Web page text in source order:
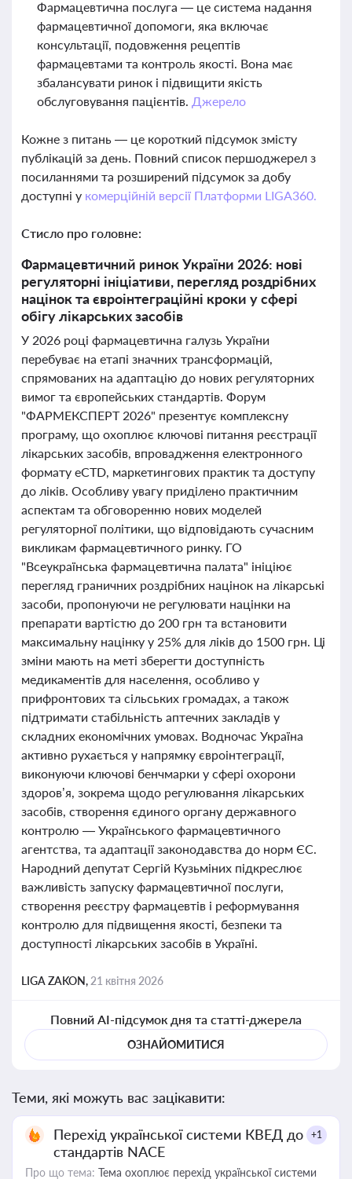
Фармацевтична послуга — це система надання
фармацевтичної допомоги, яка включає
консультації, подовження рецептів
фармацевтами та контроль якості. Вона має
збалансувати ринок і підвищити якість
обслуговування пацієнтів. Джерело
Кожне з питань — це короткий підсумок змісту
публікацій за день. Повний список першоджерел з
посиланнями та розширений підсумок за добу
доступні у комерційній версії Платформи LIGA360.
Стисло про головне:
Фармацевтичний ринок України 2026: нові
регуляторні ініціативи, перегляд роздрібних
націнок та євроінтеграційні кроки у сфері
обігу лікарських засобів
У 2026 році фармацевтична галузь України
перебуває на етапі значних трансформацій,
спрямованих на адаптацію до нових регуляторних
вимог та європейських стандартів. Форум
"ФАРМЕКСПЕРТ 2026" презентує комплексну
програму, що охоплює ключові питання реєстрації
лікарських засобів, впровадження електронного
формату eCTD, маркетингових практик та доступу
до ліків. Особливу увагу приділено практичним
аспектам та обговоренню нових моделей
регуляторної політики, що відповідають сучасним
викликам фармацевтичного ринку. ГО
"Всеукраїнська фармацевтична палата" ініціює
перегляд граничних роздрібних націнок на лікарські
засоби, пропонуючи не регулювати націнки на
препарати вартістю до 200 грн та встановити
максимальну націнку у 25% для ліків до 1500 грн. Ці
зміни мають на меті зберегти доступність
медикаментів для населення, особливо у
прифронтових та сільських громадах, а також
підтримати стабільність аптечних закладів у
складних економічних умовах. Водночас Україна
активно рухається у напрямку євроінтеграції,
виконуючи ключові бенчмарки у сфері охорони
здоров’я, зокрема щодо регулювання лікарських
засобів, створення єдиного органу державного
контролю — Українського фармацевтичного
агентства, та адаптації законодавства до норм ЄС.
Народний депутат Сергій Кузьміних підкреслює
важливість запуску фармацевтичної послуги,
створення реєстру фармацевтів і реформування
контролю для підвищення якості, безпеки та
доступності лікарських засобів в Україні.
LIGA ZAKON, 21 квітня 2026
Повний AI-підсумок дня та статті-джерела
ОЗНАЙОМИТИСЯ
Теми, які можуть вас зацікавити:
Перехід української системи КВЕД до
стандартів NACE
+1
Про що тема: Тема охоплює перехід української системи